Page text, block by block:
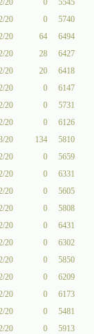
20 0 5545
20 0 5740
20 64 6494
20 28 6427
20 20 6418
20 0 6147
20 0 5731
20 0 6126
20 134 5810
20 0 5659
20 0 6331
20 0 5605
20 0 5808
20 0 6431
20 0 6302
20 0 5850
20 0 6209
20 0 6173
20 0 5481
20 0 5913